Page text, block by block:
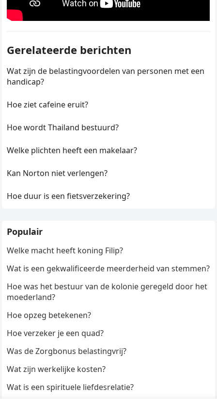
Gerelateerde berichten
Wat zijn de belastingvoordelen van personen met een
handicap?
Hoe ziet cafeine eruit?
Hoe wordt Thailand bestuurd?
Welke plichten heeft een makelaar?
Kan Norton niet verlengen?
Hoe duur is een fietsverzekering?
Populair
Welke macht heeft koning Filip?
Wat is een gekwalificeerde meerderheid van stemmen?
Hoe was het bestuur van de kolonie geregeld door het
moederland?
Hoe opzeg betekenen?
Hoe verzeker je een quad?
Was de Zorgbonus belastingvrij?
Wat zijn werkelijke kosten?
Wat is een spirituele liefdesrelatie?